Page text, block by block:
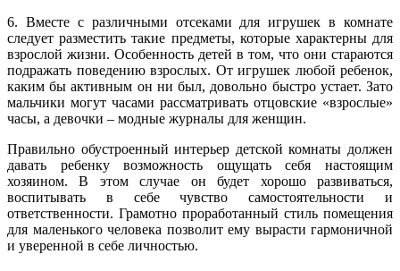
6. Вместе с различными отсеками для игрушек в комнате
следует разместить такие предметы, которые характерны для
взрослой жизни. Особенность детей в том, что они стараются
подражать поведению взрослых. От игрушек любой ребенок,
каким бы активным он ни был, довольно быстро устает. Зато
мальчики могут часами рассматривать отцовские «взрослые»
часы, а девочки – модные журналы для женщин.
Правильно обустроенный интерьер детской комнаты должен
давать ребенку возможность ощущать себя настоящим
хозяином. В этом случае он будет хорошо развиваться,
воспитывать в себе чувство самостоятельности и
ответственности. Грамотно проработанный стиль помещения
для маленького человека позволит ему вырасти гармоничной
и уверенной в себе личностью.